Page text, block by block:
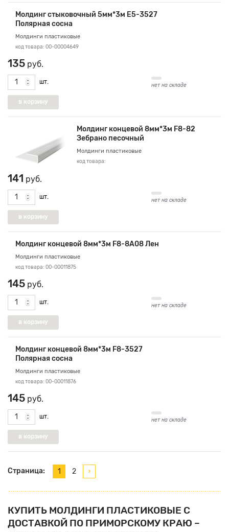
Молдинг стыковочный 5мм*3м Е5-3527
Полярная сосна
Молдинги пластиковые
код товара: 00-00004649
135 руб.
шт. нет на складе
Молдинг концевой 8мм*3м F8-82
Зебрано песочный
Молдинги пластиковые
код товара:
141 руб.
шт. нет на складе
Молдинг концевой 8мм*3м F8-8А08 Лен
Молдинги пластиковые
код товара: 00-00011875
145 руб.
шт. нет на складе
Молдинг концевой 8мм*3м F8-3527
Полярная сосна
Молдинги пластиковые
код товара: 00-00011876
145 руб.
шт. нет на складе
Страница: 1 2
КУПИТЬ МОЛДИНГИ ПЛАСТИКОВЫЕ С
ДОСТАВКОЙ ПО ПРИМОРСКОМУ КРАЮ –